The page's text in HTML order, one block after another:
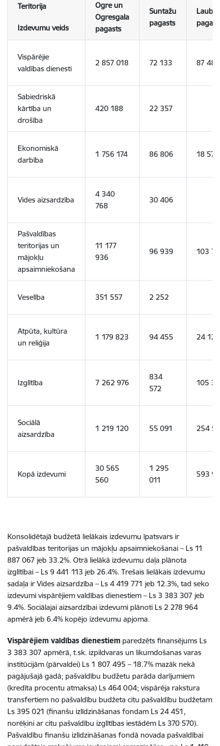
Teritorija
Izdevumu veids
Ogre un
Ogresgala
pagasts
Suntažu
pagasts
Vispārējie
valdības dienesti
2 857 018 72 133 87 484
Sabiedriskā
kārtība un
drošība
420 188 22 357
Ekonomiskā
darbība
1 756 174 86 806 18 574
Vides aizsardzība
4 340
768
30 406
Pašvaldības
teritorijas un
mājokļu
apsaimniekošana
11 177
936
96 939 103
Veselība 351 557 2 252
Atpūta, kultūra
un reliģija
1 179 823 94 455 24 129
Izglītība 7 262 976
834
572
105
Sociālā
aizsardzība
1 219 120 55 091 254
Kopā izdevumi
30 565
560
1 295
011
593
Konsolidētajā budžetā lielākais izdevumu īpatsvars ir
pašvaldības teritorijas un mājokļu apsaimniekošanai – Ls 11
887 067 jeb 33.2%. Otrā lielākā izdevumu daļa plānota
izglītībai – Ls 9 441 113 jeb 26.4%. Trešais lielākais izdevumu
sadaļa ir Vides aizsardzība – Ls 4 419 771 jeb 12.3%, tad seko
izdevumi vispārējiem valdības dienestiem – Ls 3 383 307 jeb
9.4%. Sociālajai aizsardzībai izdevumi plānoti Ls 2 278 964
apmērā jeb 6.4% kopējo izdevumu apjoma.
Vispārējiem valdības dienestiem paredzēts finansējums Ls
3 383 307 apmērā, t.sk. izpildvaras un likumdošanas varas
institūcijām (pārvaldei) Ls 1 807 495 – 18.7% mazāk nekā
pagājušajā gadā; pašvaldību budžetu parāda darījumiem
(kredīta procentu atmaksa) Ls 464 004; vispārēja rakstura
transfertiem no pašvaldību budžeta citu pašvaldību budžetam
Ls 395 021 (finanšu izlīdzināšanas fondam Ls 24 451,
norēķini ar citu pašvaldību izglītības iestādēm Ls 370 570).
Pašvaldību finanšu izlīdzināšanas fondā novada pašvaldībai